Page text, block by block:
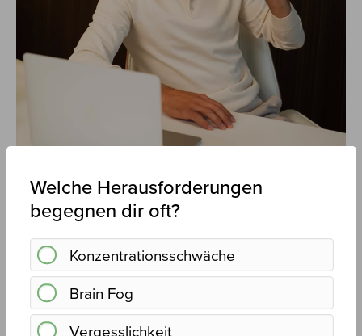
Eine zu hohe Koffeindosierung, wie sie in
vielen Boostern vorkommt, kann
Nebenwirkungen wie Herzrasen und
Unruhe verursachen. Das wollten wir
vermeiden, damit man Honest Focus
bedenkenlos täglich trinken kann – ohne
diese Nebeneffekte.
Langanhaltende Leistungsteigerung
Die Nootropika in Honest Focus sind
speziell dafür ausgewählt, deine